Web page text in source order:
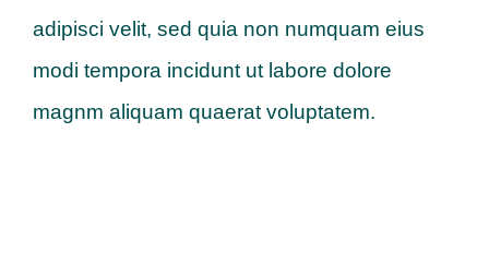
adipisci velit, sed quia non numquam eius
modi tempora incidunt ut labore dolore
magnm aliquam quaerat voluptatem.